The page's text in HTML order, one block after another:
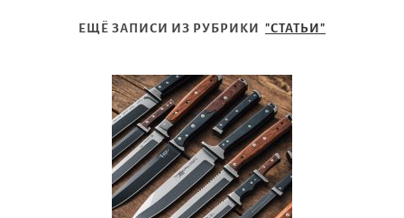
ЕЩЁ ЗАПИСИ ИЗ РУБРИКИ "СТАТЬИ"